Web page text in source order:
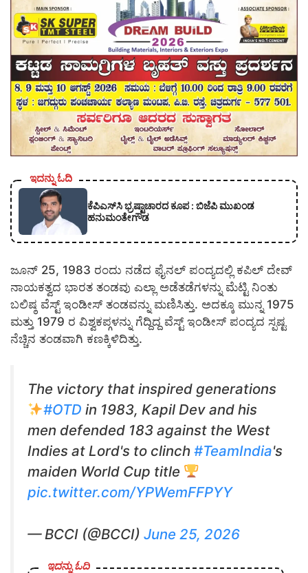
ಇದನ್ನು ಓದಿ
ಕೆಪಿಎಸ್‍ಸಿ ಭ್ರಷ್ಟಾಚಾರದ ಕೂಪ : ಬಿಜೆಪಿ ಮುಖಂಡ
ಹನುಮಂತೇಗೌಡ
ಜೂನ್ 25, 1983 ರಂದು ನಡೆದ ಫೈನಲ್ ಪಂದ್ಯದಲ್ಲಿ ಕಪಿಲ್ ದೇವ್
ನಾಯಕತ್ವದ ಭಾರತ ತಂಡವು ಎಲ್ಲಾ ಅಡೆತಡೆಗಳನ್ನು ಮೆಟ್ಟಿ ನಿಂತು
ಬಲಿಷ್ಠ ವೆಸ್ಟ್ ಇಂಡೀಸ್ ತಂಡವನ್ನು ಮಣಿಸಿತ್ತು. ಅದಕ್ಕೂ ಮುನ್ನ 1975
ಮತ್ತು 1979 ರ ವಿಶ್ವಕಪ್ಗಳನ್ನು ಗೆದ್ದಿದ್ದ ವೆಸ್ಟ್ ಇಂಡೀಸ್ ಪಂದ್ಯದ ಸ್ಪಷ್ಟ
ನೆಚ್ಚಿನ ತಂಡವಾಗಿ ಕಣಕ್ಕಿಳಿದಿತ್ತು.
The victory that inspired generations
#OTD in 1983, Kapil Dev and his
men defended 183 against the West
Indies at Lord's to clinch #TeamIndia's
maiden World Cup title
pic.twitter.com/YPWemFFPYY
— BCCI (@BCCI) June 25, 2026
ಇದನ್ನು ಓದಿ